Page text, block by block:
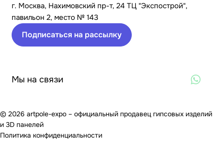
г. Москва, Нахимовский пр-т, 24 ТЦ "Экспострой",
павильон 2, место № 143
Подписаться на рассылку
Мы на связи
© 2026 artpole-expo – официальный продавец гипсовых изделий
и 3D панелей
Политика конфиденциальности